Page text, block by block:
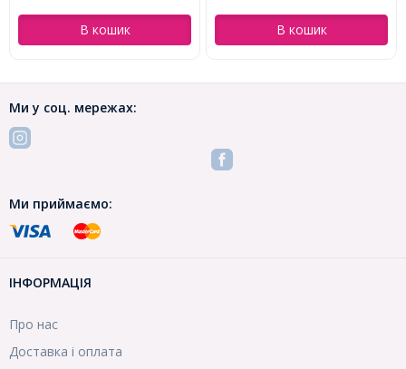
В кошик В кошик
Ми у соц. мережах:
Ми приймаємо:
ІНФОРМАЦІЯ
Про нас
Доставка і оплата